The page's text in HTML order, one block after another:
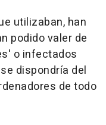
utilizaban, han
podido valer de
o infectados
dispondría del
de todo